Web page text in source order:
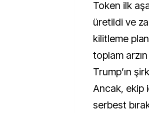
Token ilk
üretildi ve
kilitleme
toplam
Trump’ın
Ancak, ekip
serbest